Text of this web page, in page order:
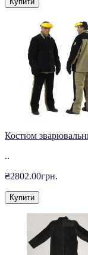
Костюм
..
₴2802.00грн.
Купити